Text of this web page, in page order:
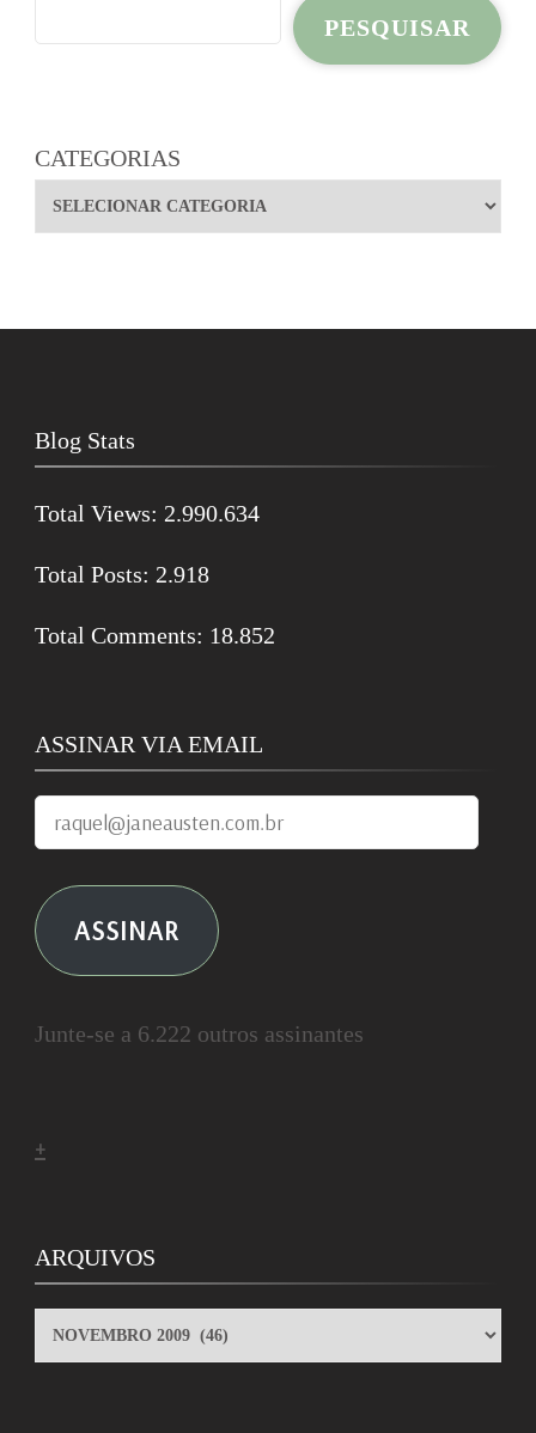
PESQUISAR
CATEGORIAS
Blog Stats
Total Views: 2.990.634
Total Posts: 2.918
Total Comments: 18.852
ASSINAR VIA EMAIL
raquel@janeausten.com.br
ASSINAR
Junte-se a 6.222 outros assinantes
+
ARQUIVOS
ARQUIVOS